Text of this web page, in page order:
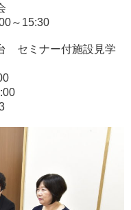
～15:30
セミナー付施設見学